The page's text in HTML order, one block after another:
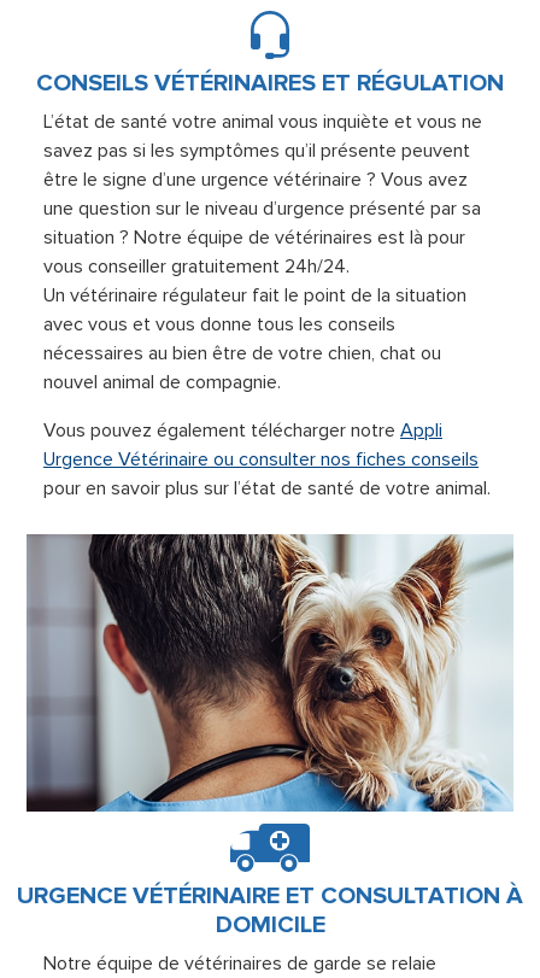
CONSEILS VÉTÉRINAIRES ET RÉGULATION
L’état de santé votre animal vous inquiète et vous ne
savez pas si les symptômes qu’il présente peuvent
être le signe d’une urgence vétérinaire ? Vous avez
une question sur le niveau d’urgence présenté par sa
situation ? Notre équipe de vétérinaires est là pour
vous conseiller gratuitement 24h/24.
Un vétérinaire régulateur fait le point de la situation
avec vous et vous donne tous les conseils
nécessaires au bien être de votre chien, chat ou
nouvel animal de compagnie.
Vous pouvez également télécharger notre Appli
Urgence Vétérinaire ou consulter nos fiches conseils
pour en savoir plus sur l’état de santé de votre animal.
URGENCE VÉTÉRINAIRE ET CONSULTATION À
DOMICILE
Notre équipe de vétérinaires de garde se relaie